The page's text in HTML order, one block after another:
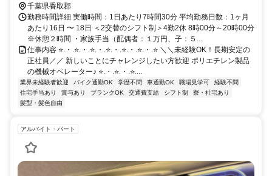
千葉県香取郡
勤務時間詳細 実働時間：1日あたり7時間30分 平均勤務日数：1ヶ月
あたり16日 〜 18日 ＜2交替のシフト制＞4勤2休 8時00分～20時00分
※休憩２時間 ・家族手当（配偶者：１万円、子：５...
仕事内容 ⭐.・.⭐.・.⭐.・.⭐.・.⭐.・.⭐.・.⭐ ＼＼未経験OK！長期安定の
正社員／／ 新しいことにチャレンジしたい方歓迎 ポリエチレン製品
の機械オペレーター♪ ⭐.・.⭐.・.⭐....
業界未経験者歓迎 バイク通勤OK 学歴不問 車通勤OK 職場見学可
経験不問
住宅手当あり
賞与あり ブランクOK 交通費支給 シフト制
寮・社宅あり
髪型・髪色自由
アルバイト・パート